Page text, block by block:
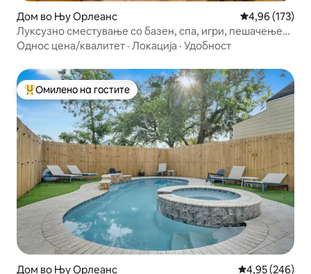
Дом во Њу Орлеанс Просечна
4,96 (173)
Луксузно сместување со базен, спа, игри, пешачење
до Францускиот кварт!
Однос цена/квалитет · Локација · Удобност
Меѓу најуспешните „Омилени на гостите“
Омилено на гостите
Дом во Њу Орлеанс Просечна
4,95 (246)